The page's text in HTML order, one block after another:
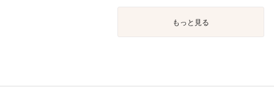
もっと見る